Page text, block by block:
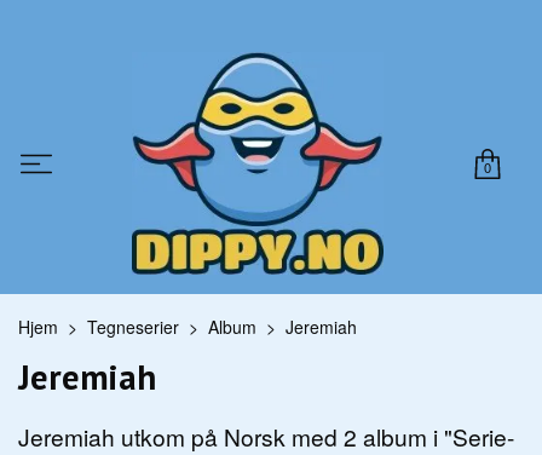
0
Hjem Tegneserier Album Jeremiah
Jeremiah
Jeremiah utkom på Norsk med 2 album i "Serie-